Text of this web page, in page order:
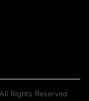
All Rights Reserved